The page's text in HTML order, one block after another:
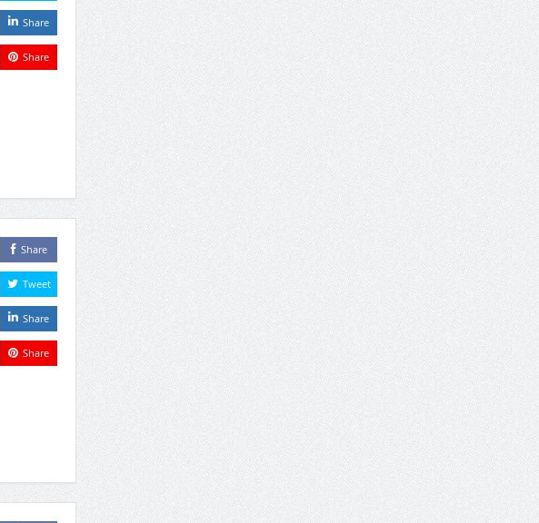
Share
Share
Share
Tweet
Share
Share